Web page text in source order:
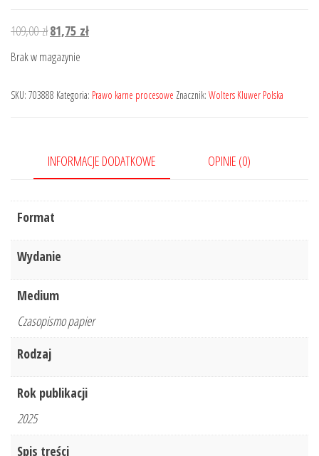
109,00złPierwotna
wynosiła:
109,00 zł.
81,75 złAktualna
81,75 zł.
Brak w magazynie
SKU: 703888 Kategoria: Prawo karne procesowe Znacznik: Wolters Kluwer Polska
INFORMACJE DODATKOWE OPINIE (0)
Format
Wydanie
Medium
Czasopismo papier
Rodzaj
Rok publikacji
2025
Spis treści